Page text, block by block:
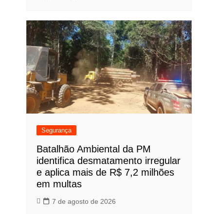
Segurança
Batalhão Ambiental da PM
identifica desmatamento irregular
e aplica mais de R$ 7,2 milhões
em multas
7 de agosto de 2026